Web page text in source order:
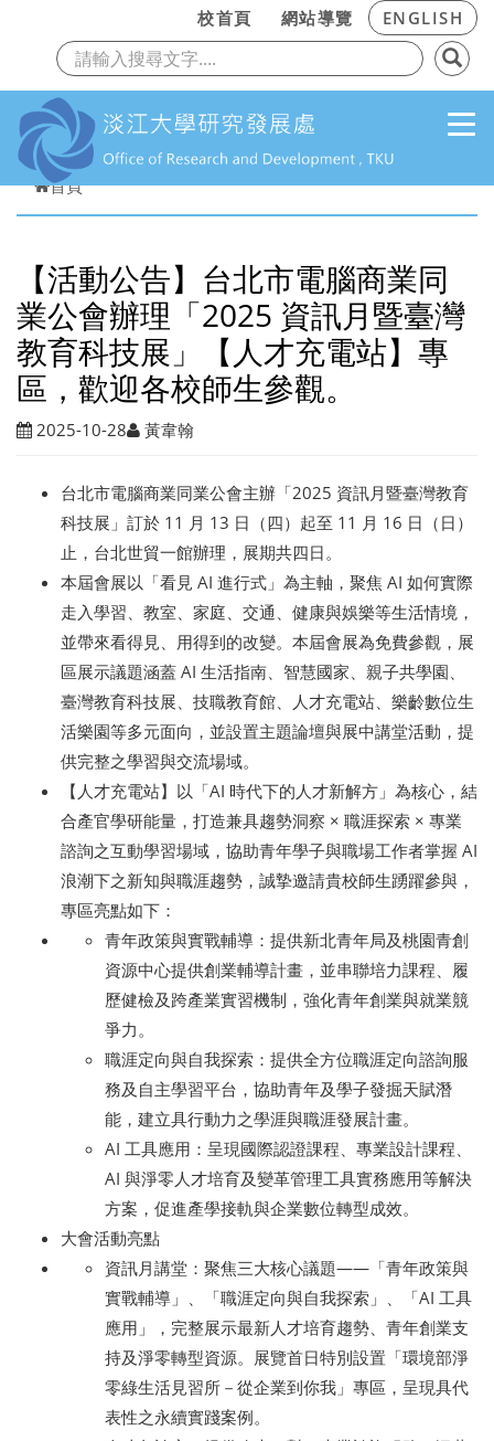
跳到主要內容
校首頁 網站導覽 ENGLISH
上一頁
首頁
【活動公告】台北市電腦商業同
業公會辦理「2025 資訊月暨臺灣
教育科技展」【人才充電站】專
區，歡迎各校師生參觀。
2025-10-28 黃韋翰
台北市電腦商業同業公會主辦「2025 資訊月暨臺灣教育
科技展」訂於 11 月 13 日（四）起至 11 月 16 日（日）
止，台北世貿一館辦理，展期共四日。
本屆會展以「看見 AI 進行式」為主軸，聚焦 AI 如何實際
走入學習、教室、家庭、交通、健康與娛樂等生活情境，
並帶來看得見、用得到的改變。本屆會展為免費參觀，展
區展示議題涵蓋 AI 生活指南、智慧國家、親子共學園、
臺灣教育科技展、技職教育館、人才充電站、樂齡數位生
活樂園等多元面向，並設置主題論壇與展中講堂活動，提
供完整之學習與交流場域。
【人才充電站】以「AI 時代下的人才新解方」為核心，結
合產官學研能量，打造兼具趨勢洞察 × 職涯探索 × 專業
諮詢之互動學習場域，協助青年學子與職場工作者掌握 AI
浪潮下之新知與職涯趨勢，誠摯邀請貴校師生踴躍參與，
專區亮點如下：
青年政策與實戰輔導：提供新北青年局及桃園青創
資源中心提供創業輔導計畫，並串聯培力課程、履
歷健檢及跨產業實習機制，強化青年創業與就業競
爭力。
職涯定向與自我探索：提供全方位職涯定向諮詢服
務及自主學習平台，協助青年及學子發掘天賦潛
能，建立具行動力之學涯與職涯發展計畫。
AI 工具應用：呈現國際認證課程、專業設計課程、
AI 與淨零人才培育及變革管理工具實務應用等解決
方案，促進產學接軌與企業數位轉型成效。
大會活動亮點
資訊月講堂：聚焦三大核心議題——「青年政策與
實戰輔導」、「職涯定向與自我探索」、「AI 工具
應用」，完整展示最新人才培育趨勢、青年創業支
持及淨零轉型資源。展覽首日特別設置「環境部淨
零綠生活見習所－從企業到你我」專區，呈現具代
表性之永續實踐案例。